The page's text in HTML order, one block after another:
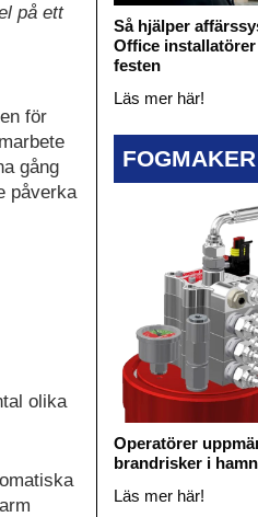
på ett
för
gång
påverka
olika
Så hjälper
Office
festen
Läs mer här!
FOGMAKER
Operatörer
brandrisker i
Läs mer här!